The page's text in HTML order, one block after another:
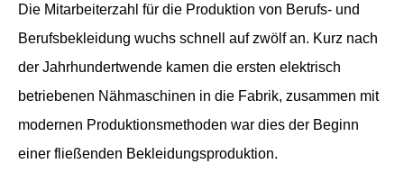
Die Mitarbeiterzahl für die Produktion von Berufs- und
Berufsbekleidung wuchs schnell auf zwölf an. Kurz nach
der Jahrhundertwende kamen die ersten elektrisch
betriebenen Nähmaschinen in die Fabrik, zusammen mit
modernen Produktionsmethoden war dies der Beginn
einer fließenden Bekleidungsproduktion.